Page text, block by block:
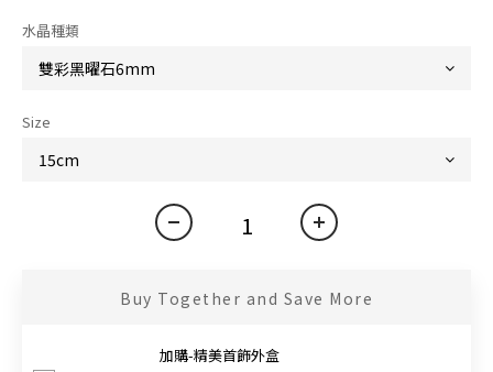
水晶種類
Size
Buy Together and Save More
加購-精美首飾外盒